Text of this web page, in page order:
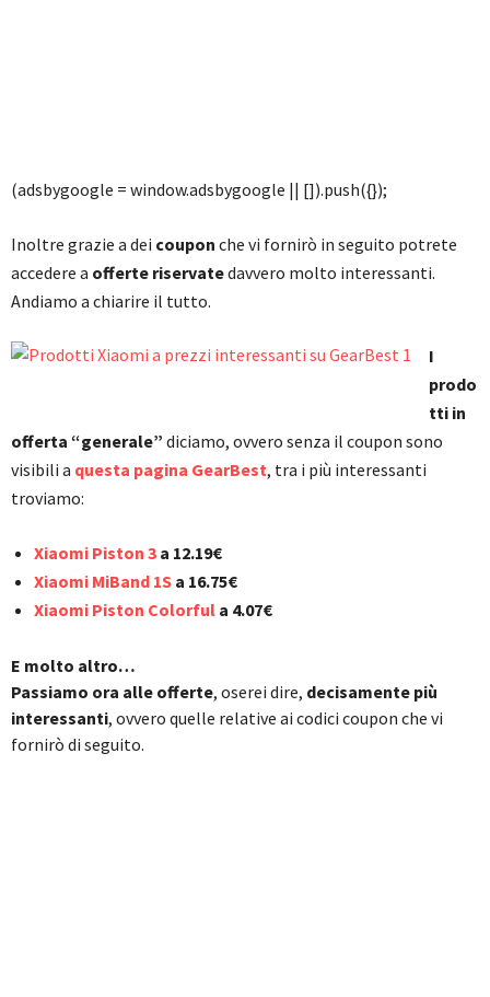
(adsbygoogle = window.adsbygoogle || []).push({});
Inoltre grazie a dei coupon che vi fornirò in seguito potrete
accedere a offerte riservatedavvero molto interessanti.
Andiamo a chiarire il tutto.
I
prodo
tti in
offerta “generale” diciamo, ovvero senza il coupon sono
visibili a questa pagina GearBest, tra i più interessanti
troviamo:
Xiaomi Piston 3 a 12.19€
Xiaomi MiBand 1S a 16.75€
Xiaomi Piston Colorful a 4.07€
E molto altro…
Passiamo ora alle offerte, oserei dire, decisamente più
interessanti, ovvero quelle relative ai codici coupon che vi
fornirò di seguito.